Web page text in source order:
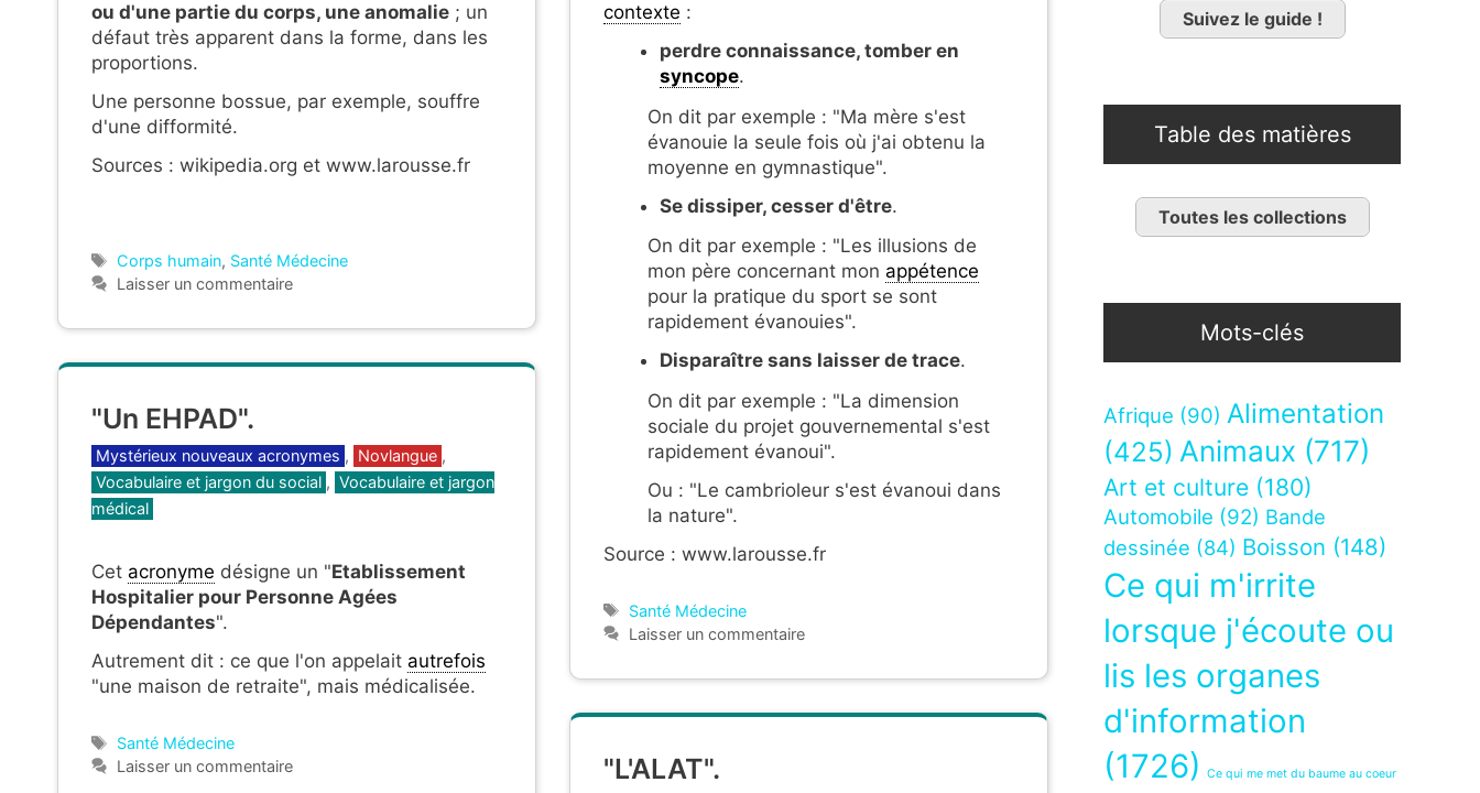
ou d'une partie du corps, une anomalie ; un
défaut très apparent dans la forme, dans les
proportions.
Une personne bossue, par exemple, souffre
d'une difformité.
Sources : wikipedia.org et www.larousse.fr
Étiquettes
Corps humain, Santé Médecine
Laisser un commentaire
contexte :
perdre connaissance, tomber en
syncope.
On dit par exemple : "Ma mère s'est
évanouie la seule fois où j'ai obtenu la
moyenne en gymnastique".
Se dissiper, cesser d'être.
On dit par exemple : "Les illusions de
mon père concernant mon appétence
pour la pratique du sport se sont
rapidement évanouies".
Disparaître sans laisser de trace.
On dit par exemple : "La dimension
sociale du projet gouvernemental s'est
rapidement évanoui".
Ou : "Le cambrioleur s'est évanoui dans
la nature".
Source : www.larousse.fr
Étiquettes
Santé Médecine
Laisser un commentaire
"Un EHPAD".
Catégories
Mystérieux nouveaux acronymes , Novlangue ,
Vocabulaire et jargon du social , Vocabulaire et jargon
médical
Cet acronyme désigne un "Etablissement
Hospitalier pour Personne Agées
Dépendantes".
Autrement dit : ce que l'on appelait autrefois
"une maison de retraite", mais médicalisée.
Étiquettes
Santé Médecine
Laisser un commentaire
"L'ALAT".
Suivez le guide !
Table des matières
Toutes les collections
Mots-clés
Afrique (90) Alimentation
(425) Animaux (717)
Art et culture (180)
Automobile (92) Bande
dessinée (84) Boisson (148)
Ce qui m'irrite
lorsque j'écoute ou
lis les organes
d'information
(1726)
Ce qui me met du baume au coeur